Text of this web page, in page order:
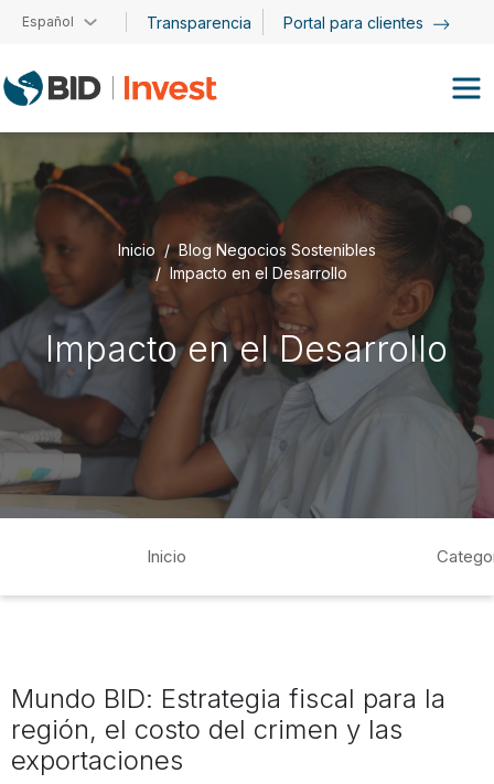
Pasar al contenido principal
Español Transparencia Portal para clientes
Inicio
Blog Negocios Sostenibles
Impacto en el Desarrollo
Impacto en el Desarrollo
Inicio
Mundo BID: Estrategia fiscal para la
región, el costo del crimen y las
exportaciones